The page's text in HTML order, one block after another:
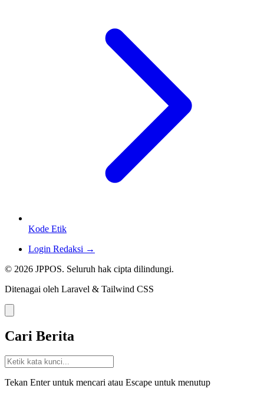
Kode Etik
Login Redaksi →
© 2026 JPPOS. Seluruh hak cipta dilindungi.
Ditenagai oleh Laravel & Tailwind CSS
Cari Berita
Tekan Enter untuk mencari atau Escape untuk menutup